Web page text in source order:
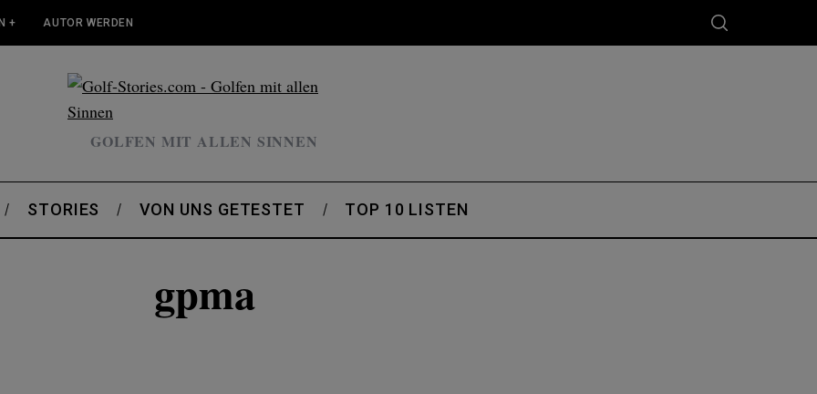
+ AUTOR WERDEN
GOLFEN MIT ALLEN SINNEN
STORIES VON UNS GETESTET TOP 10 LISTEN
gpma